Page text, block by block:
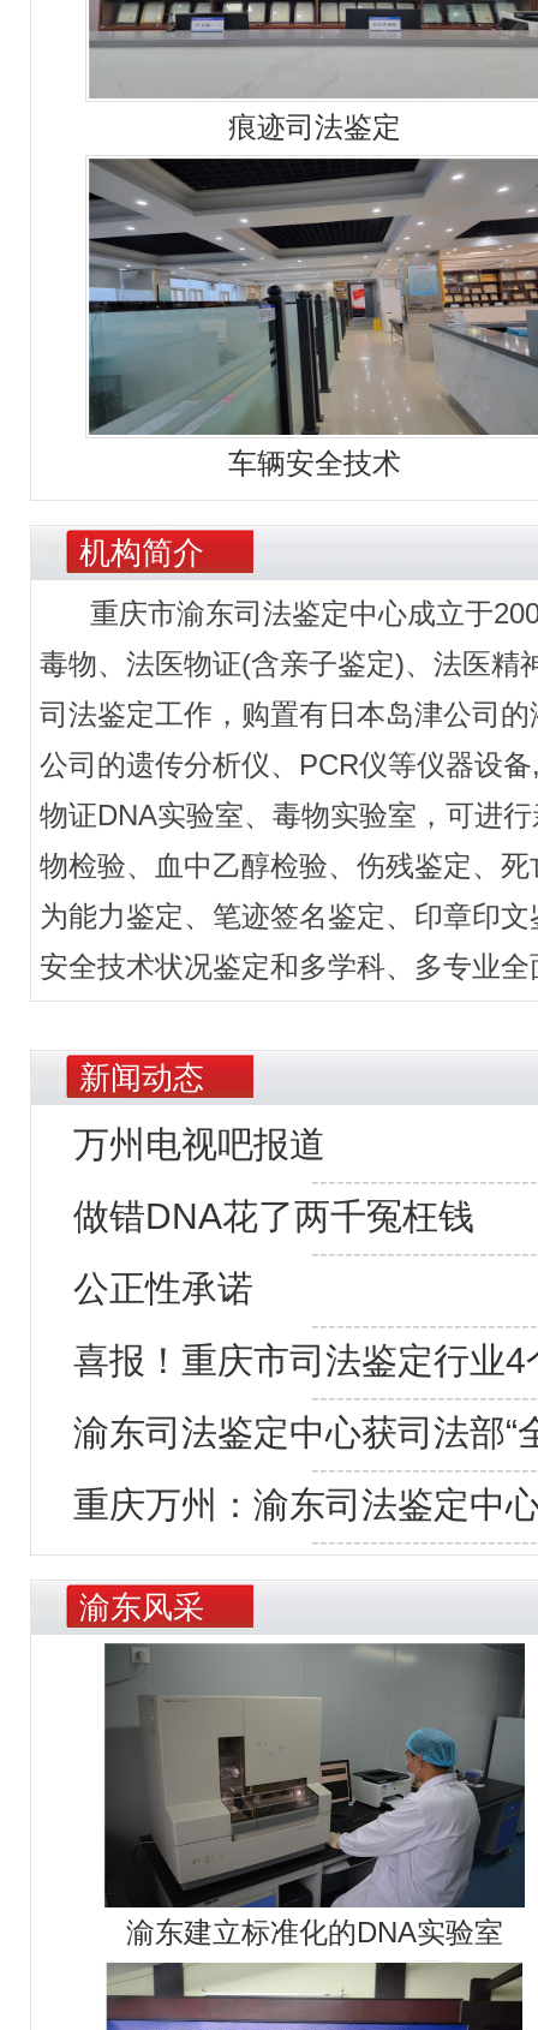
痕迹司法鉴定
车辆安全技术
机构简介
重庆市渝东司法鉴定中心成立于
毒物、法医物证(含亲子鉴定)、法医精
司法鉴定工作，购置有日本岛津公司
公司的遗传分析仪、PCR仪等仪器设
物证DNA实验室、毒物实验室，可进
物检验、血中乙醇检验、伤残鉴定、
为能力鉴定、笔迹签名鉴定、印章印
安全技术状况鉴定和多学科、多专业
新闻动态
万州电视吧报道
做错DNA花了两千冤枉钱
公正性承诺
喜报！重庆市司法鉴定行业
渝东司法鉴定中心获司法部“
重庆万州：渝东司法鉴定中
渝东风采
渝东建立标准化的DNA实验室